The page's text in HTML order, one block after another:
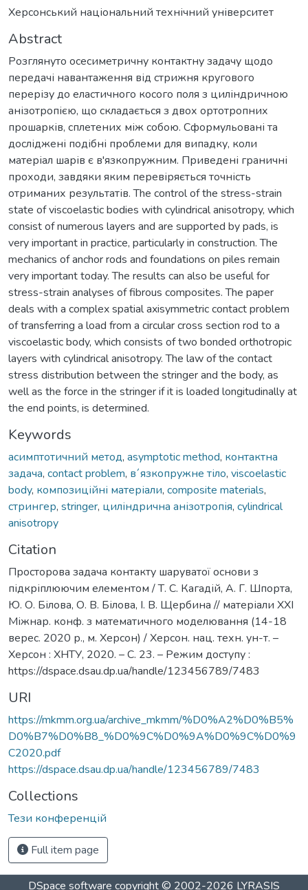
Херсонський національний технічний університет
Abstract
Розглянуто осесиметричну контактну задачу щодо
передачі навантаження від стрижня кругового
перерізу до еластичного косого поля з циліндричною
анізотропією, що складається з двох ортотропних
прошарків, сплетених між собою. Сформульовані та
досліджені подібні проблеми для випадку, коли
матеріал шарів є в'язкопружним. Приведені граничні
проходи, завдяки яким перевіряється точність
отриманих результатів. The control of the stress-strain
state of viscoelastic bodies with cylindrical anisotropy, which
consist of numerous layers and are supported by pads, is
very important in practice, particularly in construction. The
mechanics of anchor rods and foundations on piles remain
very important today. The results can also be useful for
stress-strain analyses of fibrous composites. The paper
deals with a complex spatial axisymmetric contact problem
of transferring a load from a circular cross section rod to a
viscoelastic body, which consists of two bonded orthotropic
layers with cylindrical anisotropy. The law of the contact
stress distribution between the stringer and the body, as
well as the force in the stringer if it is loaded longitudinally at
the end points, is determined.
Keywords
асимптотичний метод, asymptotic method, контактна
задача, contact problem, в´язкопружне тіло, viscoelastic
body, композиційні матеріали, composite materials,
стрингер, stringer, циліндрична анізотропія, cylindrical
anisotropy
Citation
Просторова задача контакту шаруватої основи з
підкріплюючим елементом / Т. С. Кагадій, А. Г. Шпорта,
Ю. О. Білова, О. В. Білова, І. В. Щербина // матеріали XXІ
Міжнар. конф. з математичного моделювання (14-18
верес. 2020 р., м. Херсон) / Херсон. нац. техн. ун-т. –
Херсон : ХНТУ, 2020. – С. 23. – Режим доступу :
https://dspace.dsau.dp.ua/handle/123456789/7483
URI
https://mkmm.org.ua/archive_mkmm/%D0%A2%D0%B5%
D0%B7%D0%B8_%D0%9C%D0%9A%D0%9C%D0%9
C2020.pdf
https://dspace.dsau.dp.ua/handle/123456789/7483
Collections
Тези конференцій
Full item page
DSpace software copyright © 2002-2026 LYRASIS